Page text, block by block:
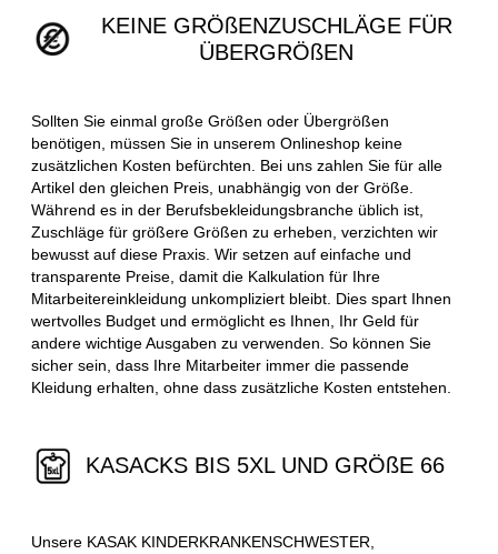
KEINE GRÖßENZUSCHLÄGE FÜR
ÜBERGRÖßEN
Sollten Sie einmal große Größen oder Übergrößen
benötigen, müssen Sie in unserem Onlineshop keine
zusätzlichen Kosten befürchten. Bei uns zahlen Sie für alle
Artikel den gleichen Preis, unabhängig von der Größe.
Während es in der Berufsbekleidungsbranche üblich ist,
Zuschläge für größere Größen zu erheben, verzichten wir
bewusst auf diese Praxis. Wir setzen auf einfache und
transparente Preise, damit die Kalkulation für Ihre
Mitarbeitereinkleidung unkompliziert bleibt. Dies spart Ihnen
wertvolles Budget und ermöglicht es Ihnen, Ihr Geld für
andere wichtige Ausgaben zu verwenden. So können Sie
sicher sein, dass Ihre Mitarbeiter immer die passende
Kleidung erhalten, ohne dass zusätzliche Kosten entstehen.
KASACKS BIS 5XL UND GRÖßE 66
Unsere KASAK KINDERKRANKENSCHWESTER,